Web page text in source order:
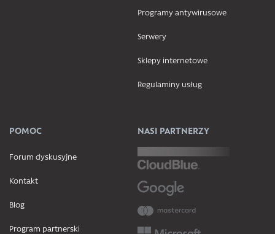
Programy antywirusowe
Serwery
Sklepy internetowe
Regulaminy usług
POMOC
Forum dyskusyjne
Kontakt
Blog
Program partnerski
NASI PARTNERZY